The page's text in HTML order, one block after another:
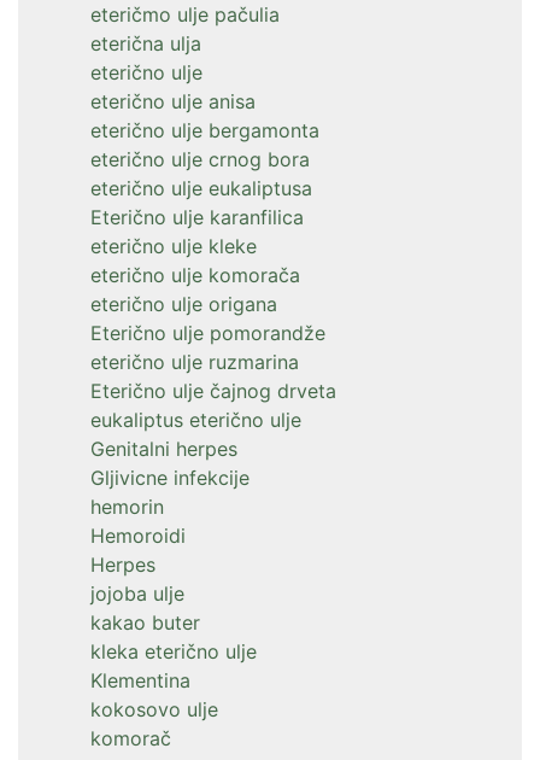
eteričmo ulje pačulia
eterična ulja
eterično ulje
eterično ulje anisa
eterično ulje bergamonta
eterično ulje crnog bora
eterično ulje eukaliptusa
Eterično ulje karanfilica
eterično ulje kleke
eterično ulje komorača
eterično ulje origana
Eterično ulje pomorandže
eterično ulje ruzmarina
Eterično ulje čajnog drveta
eukaliptus eterično ulje
Genitalni herpes
Gljivicne infekcije
hemorin
Hemoroidi
Herpes
jojoba ulje
kakao buter
kleka eterično ulje
Klementina
kokosovo ulje
komorač